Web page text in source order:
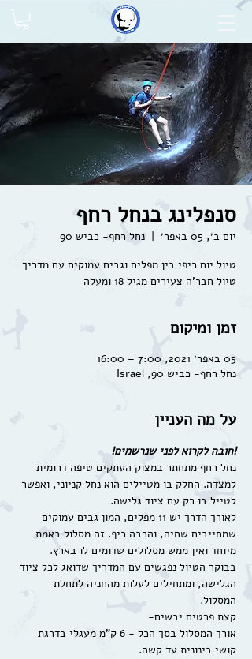
סנפלינג בנחל רחף
יום ב׳, 05 באפר׳
נחל רחף- כביש 90
טיול חבר'ה צעירים מגיל 18 ומעלה
זמן ומיקום
05 באפר׳ 2021, 7:00 – 16:00
נחל רחף- כביש 90, Israel
על מה העניין
!חובה לקרוא לפני שנרשמים!
נחל רחף מתחתר במצוק העתקים טיפה דרומית
למצדה. החלק בו מטיילים הוא נחל קניוני, ואפשר
לטייל בו רק עם ציוד גלישה.
לאורך הדרך יש 11 מפלים, המון גבים עמוקים
שמחייבים שחיה, והרבה כיף. זה מסלול באמת
מיוחד ואין ממש מסלולים שדומים לו בארץ.
בבוקר הטיול נפגשים עם המדריך שדואג לכל ציוד
הגלישה, ומתחילים לעלות מהחניה לתחלת
המסלול.
קצת פרטים יבשים-
אורך המסלול בסך הכל - 6 ק"מ מעגלי בדרגת
קושי בינונית עד קשה.